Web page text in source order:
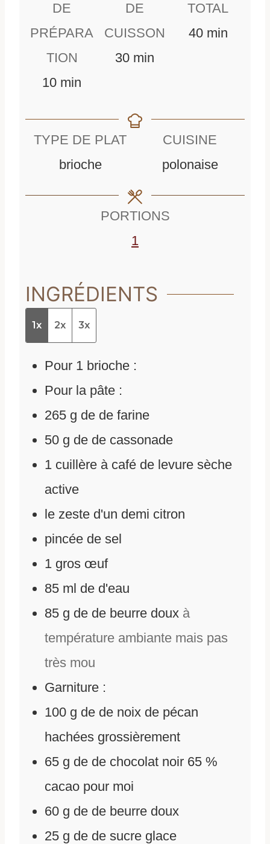
DE
PRÉPARA
TION
10m
n
u
min
DE
CUISSON
30m
u
s
min
TOTAL
40m
t
e
min
TYPE DE PLAT
brioche
CUISINE
polonaise
PORTIONS
1
INGRÉDIENTS
1x 2x 3x
Pour 1 brioche :
Pour la pâte :
265 g de de farine
50 g de de cassonade
1 cuillère à café de levure sèche
active
le zeste d'un demi citron
pincée de sel
1 gros œuf
85 ml de d'eau
85 g de de beurre doux à
température ambiante mais pas
très mou
Garniture :
100 g de de noix de pécan
hachées grossièrement
65 g de de chocolat noir 65 %
cacao pour moi
60 g de de beurre doux
25 g de de sucre glace